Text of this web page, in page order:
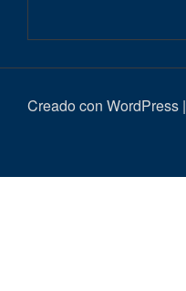
Creado con WordPress |